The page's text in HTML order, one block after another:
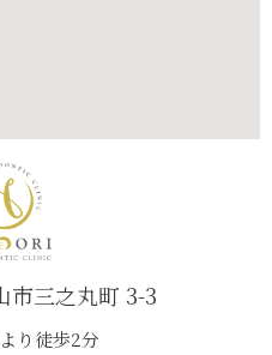
市三之丸町 3-3
り徒歩2分